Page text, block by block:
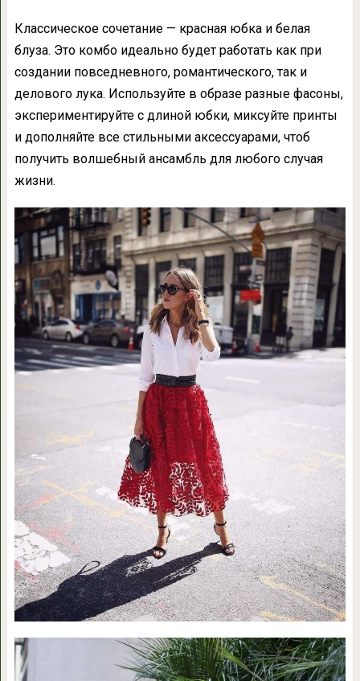
Классическое сочетание — красная юбка и белая
блуза. Это комбо идеально будет работать как при
создании повседневного, романтического, так и
делового лука. Используйте в образе разные фасоны,
экспериментируйте с длиной юбки, миксуйте принты
и дополняйте все стильными аксессуарами, чтоб
получить волшебный ансамбль для любого случая
жизни.